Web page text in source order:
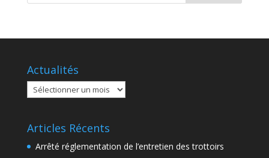
Actualités
Actualités
Articles Récents
Arrêté réglementation de l’entretien des trottoirs